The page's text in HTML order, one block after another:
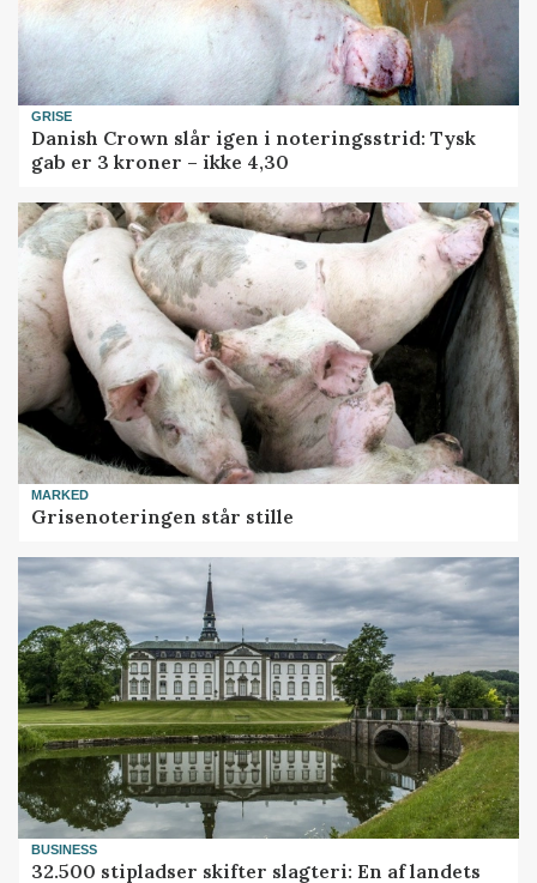
GRISE
Danish Crown slår igen i noteringsstrid: Tysk
gab er 3 kroner – ikke 4,30
MARKED
Grisenoteringen står stille
BUSINESS
32.500 stipladser skifter slagteri: En af landets